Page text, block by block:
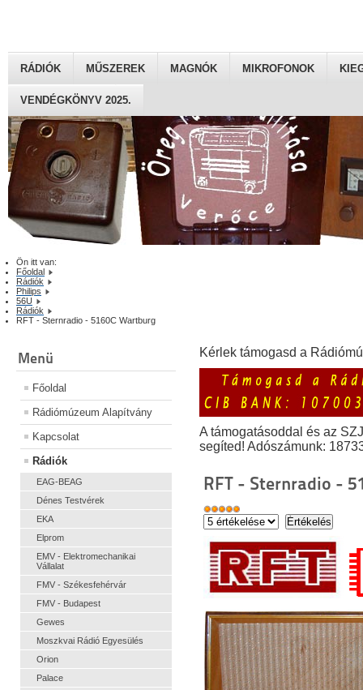
RÁDIÓK MŰSZEREK MAGNÓK MIKROFONOK
VENDÉGKÖNYV 2025.
Ön itt van:
Főoldal
Rádiók
Philips
56U
Rádiók
RFT - Sternradio - 5160C Wartburg
Menü
Főoldal
Rádiómúzeum Alapítvány
Kapcsolat
Rádiók
EAG-BEAG
Dénes Testvérek
EKA
Elprom
EMV - Elektromechanikai
Vállalat
FMV - Székesfehérvár
FMV - Budapest
Gewes
Moszkvai Rádió Egyesülés
Orion
Palace
Kérlek támogasd a
A támogatásoddal és az
segíted! Adószámunk:
RFT - Sternradio -